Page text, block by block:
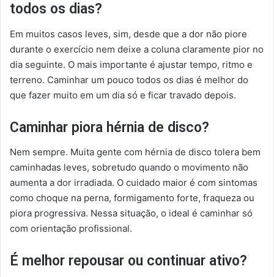
todos os dias?
Em muitos casos leves, sim, desde que a dor não piore
durante o exercício nem deixe a coluna claramente pior no
dia seguinte. O mais importante é ajustar tempo, ritmo e
terreno. Caminhar um pouco todos os dias é melhor do
que fazer muito em um dia só e ficar travado depois.
Caminhar piora hérnia de disco?
Nem sempre. Muita gente com hérnia de disco tolera bem
caminhadas leves, sobretudo quando o movimento não
aumenta a dor irradiada. O cuidado maior é com sintomas
como choque na perna, formigamento forte, fraqueza ou
piora progressiva. Nessa situação, o ideal é caminhar só
com orientação profissional.
É melhor repousar ou continuar ativo?